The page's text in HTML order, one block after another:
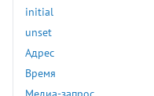
grid-column-end
grid-column-start
initial
unset
Адрес
Время